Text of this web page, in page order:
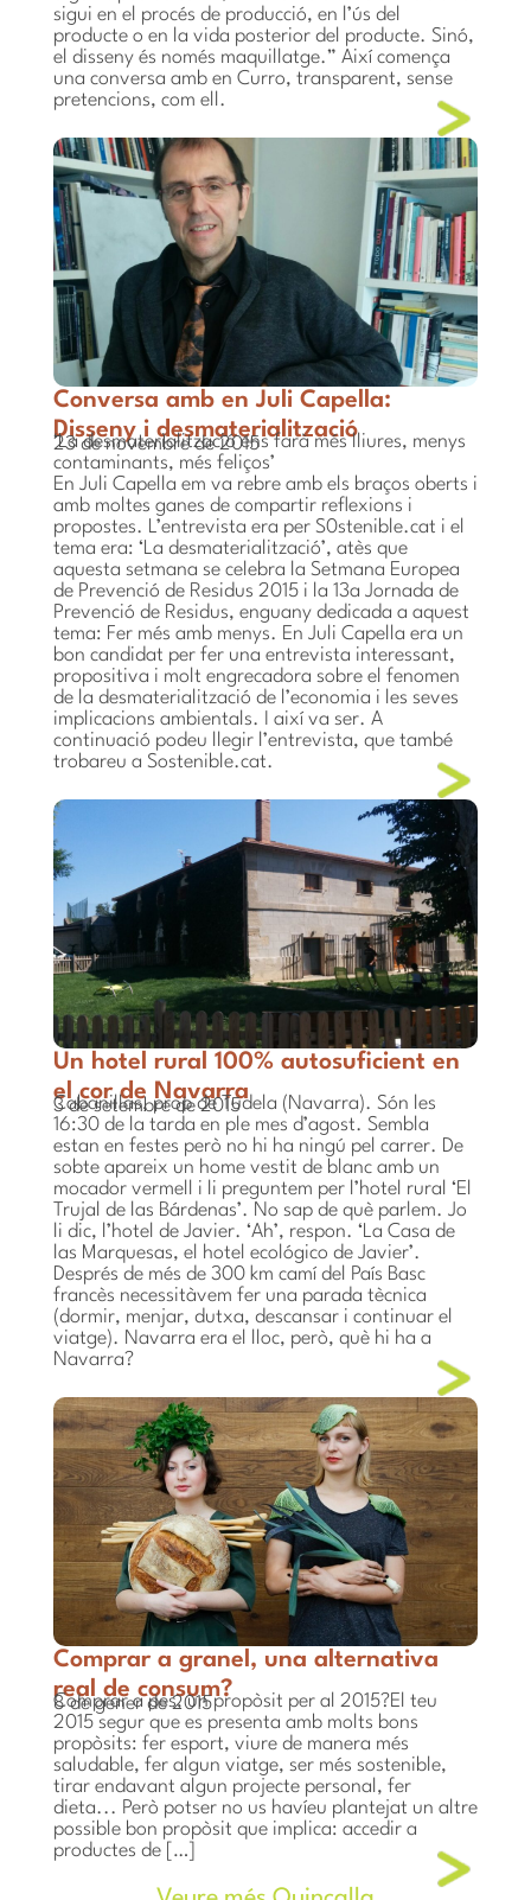
sigui en el procés de producció, en l’ús del
producte o en la vida posterior del producte. Sinó,
el disseny és només maquillatge.” Així comença
una conversa amb en Curro, transparent, sense
pretencions, com ell.
Conversa amb en Juli Capella:
Disseny i desmaterialització
23 de novembre de 2015
‘La desmaterialització ens farà més lliures, menys
contaminants, més feliços’
En Juli Capella em va rebre amb els braços oberts i
amb moltes ganes de compartir reflexions i
propostes. L’entrevista era per S0stenible.cat i el
tema era: ‘La desmaterialització’, atès que
aquesta setmana se celebra la Setmana Europea
de Prevenció de Residus 2015 i la 13a Jornada de
Prevenció de Residus, enguany dedicada a aquest
tema: Fer més amb menys. En Juli Capella era un
bon candidat per fer una entrevista interessant,
propositiva i molt engrecadora sobre el fenomen
de la desmaterialització de l’economia i les seves
implicacions ambientals. I així va ser. A
continuació podeu llegir l’entrevista, que també
trobareu a Sostenible.cat.
Un hotel rural 100% autosuficient en
el cor de Navarra
3 de setembre de 2015
Cabanillas, prop de Tudela (Navarra). Són les
16:30 de la tarda en ple mes d’agost. Sembla
estan en festes però no hi ha ningú pel carrer. De
sobte apareix un home vestit de blanc amb un
mocador vermell i li preguntem per l’hotel rural ‘El
Trujal de las Bárdenas’. No sap de què parlem. Jo
li dic, l’hotel de Javier. ‘Ah’, respon. ‘La Casa de
las Marquesas, el hotel ecológico de Javier’.
Després de més de 300 km camí del País Basc
francès necessitàvem fer una parada tècnica
(dormir, menjar, dutxa, descansar i continuar el
viatge). Navarra era el lloc, però, què hi ha a
Navarra?
Comprar a granel, una alternativa
real de consum?
8 de gener de 2015
Comprar a pes, un propòsit per al 2015?El teu
2015 segur que es presenta amb molts bons
propòsits: fer esport, viure de manera més
saludable, fer algun viatge, ser més sostenible,
tirar endavant algun projecte personal, fer
dieta... Però potser no us havíeu plantejat un altre
possible bon propòsit que implica: accedir a
productes de […]